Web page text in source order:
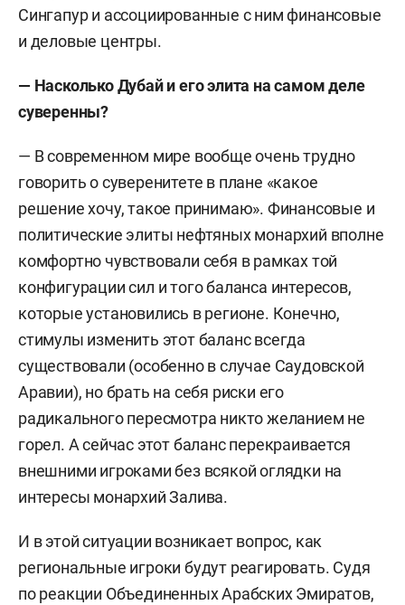
В сферу его профессиональных интересов и
экспертизы входят международная
формирования экономической политики,
управление глобальными экономическими
политика, а также политические и
институциональные проблемы стран с
развивающимися рынками. Является
единственным специалистом в России,
разработавшим и читающим курс
«Международная политическая экономия» в
соответствии с международными стандартами.
Автор более 140 научных публикаций на русском
и английском языках.
Сингапур и ассоциированные с ним финансовые
и деловые центры.
— Насколько Дубай и его элита на самом деле
суверенны?
— В современном мире вообще очень трудно
говорить о суверенитете в плане «какое
решение хочу, такое принимаю». Финансовые и
политические элиты нефтяных монархий вполне
комфортно чувствовали себя в рамках той
конфигурации сил и того баланса интересов,
которые установились в регионе. Конечно,
стимулы изменить этот баланс всегда
существовали (особенно в случае Саудовской
Аравии), но брать на себя риски его
радикального пересмотра никто желанием не
горел. А сейчас этот баланс перекраивается
внешними игроками без всякой оглядки на
интересы монархий Залива.
И в этой ситуации возникает вопрос, как
региональные игроки будут реагировать. Судя
по реакции Объединенных Арабских Эмиратов,